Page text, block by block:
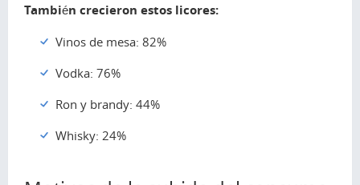
También crecieron estos licores:
Vinos de mesa: 82%
Vodka: 76%
Ron y brandy: 44%
Whisky: 24%